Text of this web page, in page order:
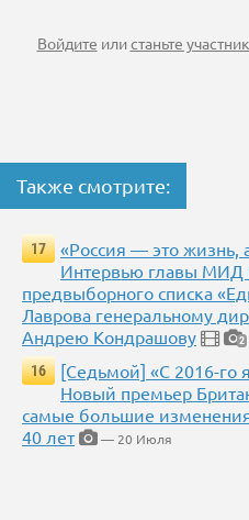
Войдите илистаньте
Также смотрите:
17
«Россия — это жизнь,
Интервью главы
предвыборного списка
Лаврова генеральному
Андрею Кондрашову
2
16
[Седьмой] «С 2016-го
Новый премьер
самые большие
40 лет
— 20 Июля